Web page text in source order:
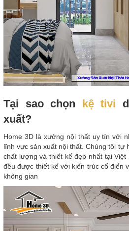
Tại sao chọn kệ tivi
xuất?
Home 3D là xưởng nội thất uy tín với
lĩnh vực sản xuất nội thất. Chúng tôi tự
chất lượng và thiết kế đẹp nhất tại
đều được thiết kế với kiến trúc cổ điển
không gian